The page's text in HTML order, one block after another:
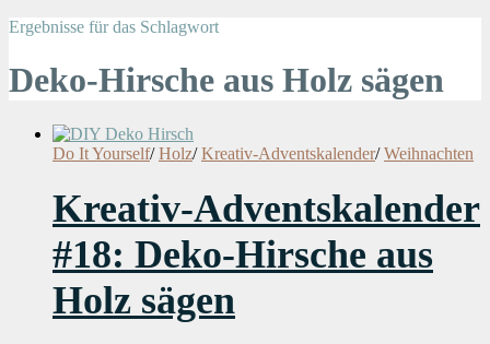
Ergebnisse für das Schlagwort
Deko-Hirsche aus Holz sägen
Do It Yourself/ Holz/ Kreativ-Adventskalender/ Weihnachten
Kreativ-Adventskalender
#18: Deko-Hirsche aus
Holz sägen